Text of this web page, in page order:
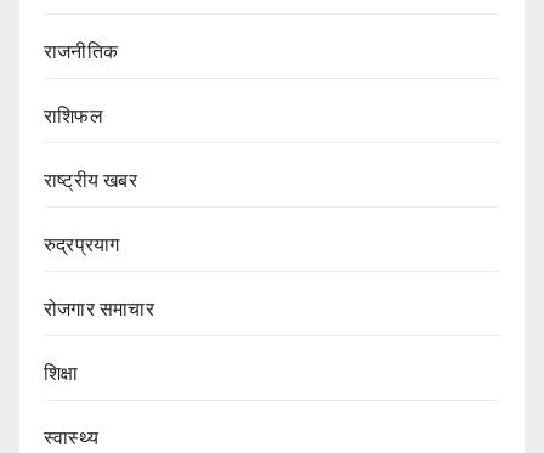
राजनीतिक
राशिफल
राष्ट्रीय खबर
रुद्रप्रयाग
रोजगार समाचार
शिक्षा
स्वास्थ्य